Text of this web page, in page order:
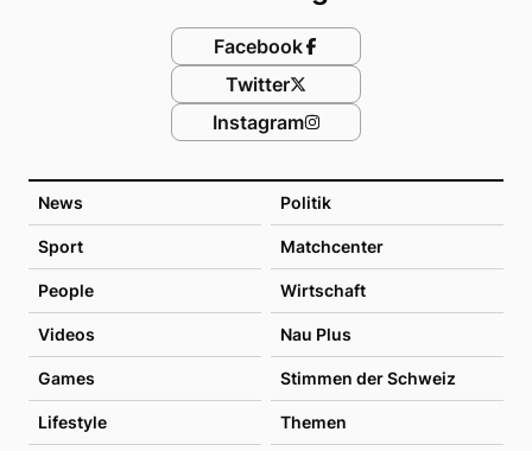
News Politik
Sport Matchcenter
People Wirtschaft
Videos Nau Plus
Games Stimmen der Schweiz
Lifestyle Themen
Facebook
Twitter
Instagram